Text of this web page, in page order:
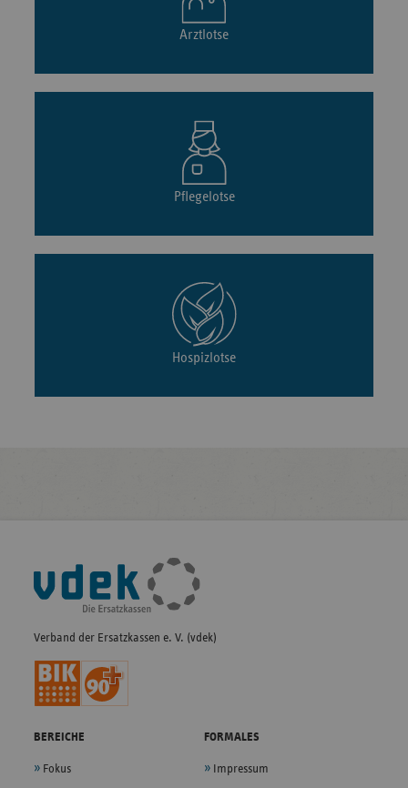
Arztlotse
Pflegelotse
Hospizlotse
Fußleisten-
Navigation
Verband der Ersatzkassen e. V. (vdek)
BEREICHE
Fokus
FORMALES
Impressum